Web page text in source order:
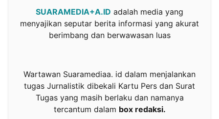
SUARAMEDIA+A.ID adalah media yang
menyajikan seputar berita informasi yang akurat
berimbang dan berwawasan luas
Wartawan Suaramediaa. id dalam menjalankan
tugas Jurnalistik dibekali Kartu Pers dan Surat
Tugas yang masih berlaku dan namanya
tercantum dalam box redaksi.